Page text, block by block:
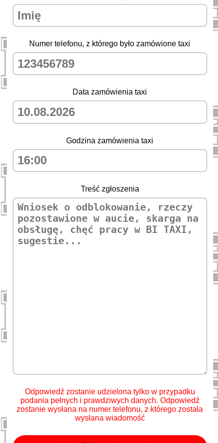
Numer telefonu, z którego było zamówione taxi
Data zamówienia taxi
Godzina zamówienia taxi
Treść zgłoszenia
Odpowiedź zostanie udzielona tylko w przypadku
podania pełnych i prawdziwych danych. Odpowiedź
zostanie wysłana na numer telefonu, z którego została
wysłana wiadomość